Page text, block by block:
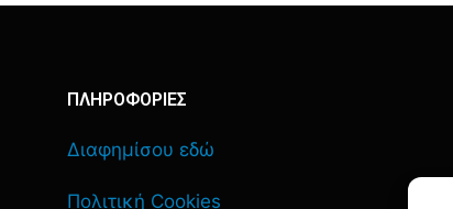
ΠΛΗΡΟΦΟΡΙΕΣ
Διαφημίσου εδώ
Πολιτική Cookies